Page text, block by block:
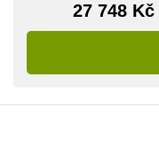
27 748 Kč